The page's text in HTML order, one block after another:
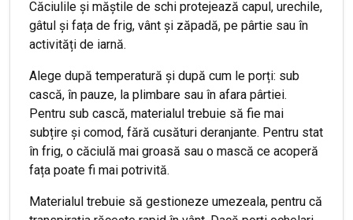
Căciulile și măștile de schi protejează capul, urechile,
gâtul și fața de frig, vânt și zăpadă, pe pârtie sau în
activități de iarnă.
Alege după temperatură și după cum le porți: sub
cască, în pauze, la plimbare sau în afara pârtiei.
Pentru sub cască, materialul trebuie să fie mai
subțire și comod, fără cusături deranjante. Pentru stat
în frig, o căciulă mai groasă sau o mască ce acoperă
fața poate fi mai potrivită.
Materialul trebuie să gestioneze umezeala, pentru că